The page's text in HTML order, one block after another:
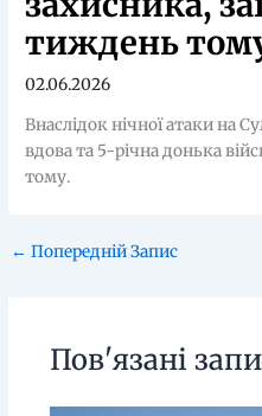
тиждень
02.06.2026
Внаслідок нічної атаки на
вдова та 5-річна донька
тому.
← Попередній Запис
Пов'язані